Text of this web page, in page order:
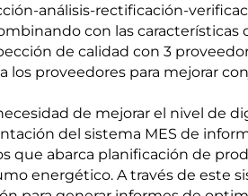
análisis-rectificación-
con las características
de calidad con 3
los proveedores para mejorar
de mejorar el nivel de
del sistema MES de
que abarca planificación de
energético. A través de este